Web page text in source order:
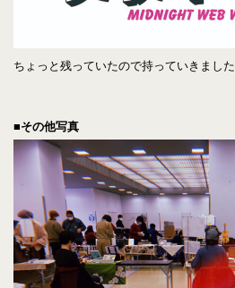
ちょっと残っていたので持っていきました
■その他写真